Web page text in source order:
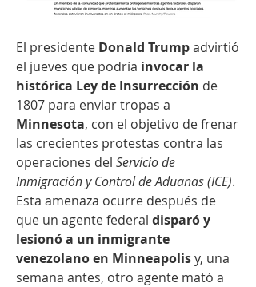
El presidente Donald Trump advirtió
el jueves que podría invocar la
histórica Ley de Insurrección de
Minnesota, con el objetivo de frenar
las crecientes protestas contra las
operaciones del Servicio de
Inmigración y Control de Aduanas (ICE).
Esta amenaza ocurre después de
que un agente federal disparó y
lesionó a un inmigrante
venezolano en Minneapolis y, una